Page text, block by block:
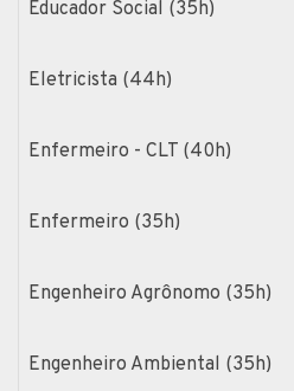
Educador Social (35h)
Eletricista (44h)
Enfermeiro - CLT (40h)
Enfermeiro (35h)
Engenheiro Agrônomo (35h)
Engenheiro Ambiental (35h)